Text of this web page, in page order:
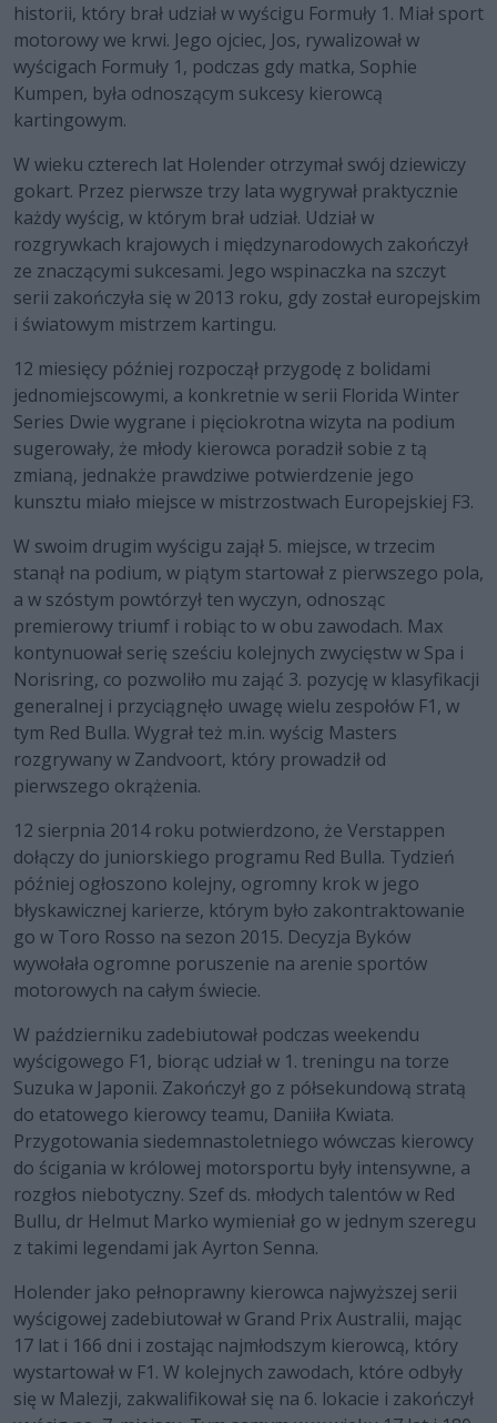
historii, który brał udział w wyścigu Formuły 1. Miał sport
motorowy we krwi. Jego ojciec, Jos, rywalizował w
wyścigach Formuły 1, podczas gdy matka, Sophie
Kumpen, była odnoszącym sukcesy kierowcą
kartingowym.
W wieku czterech lat Holender otrzymał swój dziewiczy
gokart. Przez pierwsze trzy lata wygrywał praktycznie
każdy wyścig, w którym brał udział. Udział w
rozgrywkach krajowych i międzynarodowych zakończył
ze znaczącymi sukcesami. Jego wspinaczka na szczyt
serii zakończyła się w 2013 roku, gdy został europejskim
i światowym mistrzem kartingu.
12 miesięcy później rozpoczął przygodę z bolidami
jednomiejscowymi, a konkretnie w serii Florida Winter
Series Dwie wygrane i pięciokrotna wizyta na podium
sugerowały, że młody kierowca poradził sobie z tą
zmianą, jednakże prawdziwe potwierdzenie jego
kunsztu miało miejsce w mistrzostwach Europejskiej F3.
W swoim drugim wyścigu zajął 5. miejsce, w trzecim
stanął na podium, w piątym startował z pierwszego pola,
a w szóstym powtórzył ten wyczyn, odnosząc
premierowy triumf i robiąc to w obu zawodach. Max
kontynuował serię sześciu kolejnych zwycięstw w Spa i
Norisring, co pozwoliło mu zająć 3. pozycję w klasyfikacji
generalnej i przyciągnęło uwagę wielu zespołów F1, w
tym Red Bulla. Wygrał też m.in. wyścig Masters
rozgrywany w Zandvoort, który prowadził od
pierwszego okrążenia.
12 sierpnia 2014 roku potwierdzono, że Verstappen
dołączy do juniorskiego programu Red Bulla. Tydzień
później ogłoszono kolejny, ogromny krok w jego
błyskawicznej karierze, którym było zakontraktowanie
go w Toro Rosso na sezon 2015. Decyzja Byków
wywołała ogromne poruszenie na arenie sportów
motorowych na całym świecie.
W październiku zadebiutował podczas weekendu
wyścigowego F1, biorąc udział w 1. treningu na torze
Suzuka w Japonii. Zakończył go z półsekundową stratą
do etatowego kierowcy teamu, Daniiła Kwiata.
Przygotowania siedemnastoletniego wówczas kierowcy
do ścigania w królowej motorsportu były intensywne, a
rozgłos niebotyczny. Szef ds. młodych talentów w Red
Bullu, dr Helmut Marko wymieniał go w jednym szeregu
z takimi legendami jak Ayrton Senna.
Holender jako pełnoprawny kierowca najwyższej serii
wyścigowej zadebiutował w Grand Prix Australii, mając
17 lat i 166 dni i zostając najmłodszym kierowcą, który
wystartował w F1. W kolejnych zawodach, które odbyły
się w Malezji, zakwalifikował się na 6. lokacie i zakończył